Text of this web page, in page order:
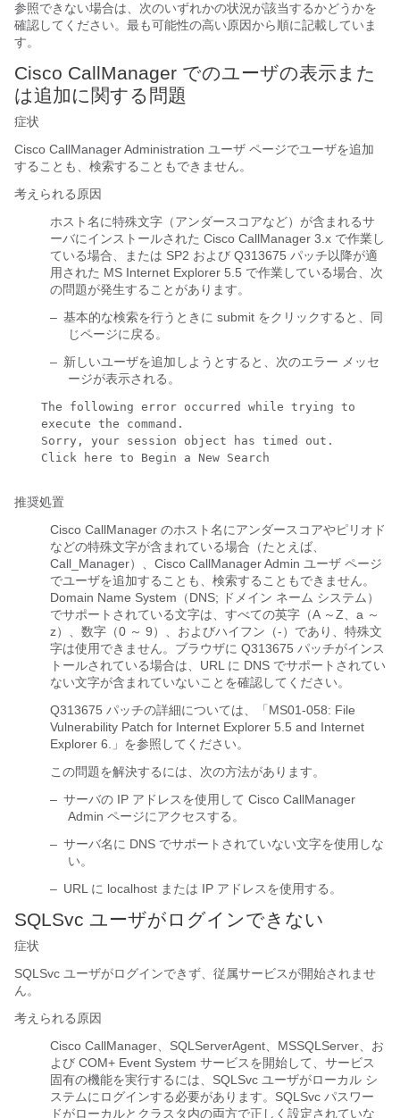
参照できない場合は、次のいずれかの状況が該当するかどうかを
確認してください。最も可能性の高い原因から順に記載していま
す。
Cisco CallManager でのユーザの表示また
は追加に関する問題
症状
Cisco CallManager Administration ユーザ ページでユーザを追加
することも、検索することもできません。
考えられる原因
ホスト名に特殊文字（アンダースコアなど）が含まれるサ
ーバにインストールされた Cisco CallManager 3.x で作業し
ている場合、または SP2 および Q313675 パッチ以降が適
用された MS Internet Explorer 5.5 で作業している場合、次
の問題が発生することがあります。
– 基本的な検索を行うときに submit をクリックすると、同
じページに戻る。
– 新しいユーザを追加しようとすると、次のエラー メッセ
ージが表示される。
The following error occurred while trying to
execute the command.
Sorry, your session object has timed out.
Click here to Begin a New Search
推奨処置
Cisco CallManager のホスト名にアンダースコアやピリオド
などの特殊文字が含まれている場合（たとえば、
Call_Manager）、Cisco CallManager Admin ユーザ ページ
でユーザを追加することも、検索することもできません。
Domain Name System（DNS; ドメイン ネーム システム）
でサポートされている文字は、すべての英字（A ～Z、a ～
z）、数字（0 ～ 9）、およびハイフン（-）であり、特殊文
字は使用できません。ブラウザに Q313675 パッチがインス
トールされている場合は、URL に DNS でサポートされてい
ない文字が含まれていないことを確認してください。
Q313675 パッチの詳細については、「MS01-058: File
Vulnerability Patch for Internet Explorer 5.5 and Internet
Explorer 6.」を参照してください。
この問題を解決するには、次の方法があります。
– サーバの IP アドレスを使用して Cisco CallManager
Admin ページにアクセスする。
– サーバ名に DNS でサポートされていない文字を使用しな
い。
– URL に localhost または IP アドレスを使用する。
SQLSvc ユーザがログインできない
症状
SQLSvc ユーザがログインできず、従属サービスが開始されませ
ん。
考えられる原因
Cisco CallManager、SQLServerAgent、MSSQLServer、お
よび COM+ Event System サービスを開始して、サービス
固有の機能を実行するには、SQLSvc ユーザがローカル シ
ステムにログインする必要があります。SQLSvc パスワー
ドがローカルとクラスタ内の両方で正しく設定されていな